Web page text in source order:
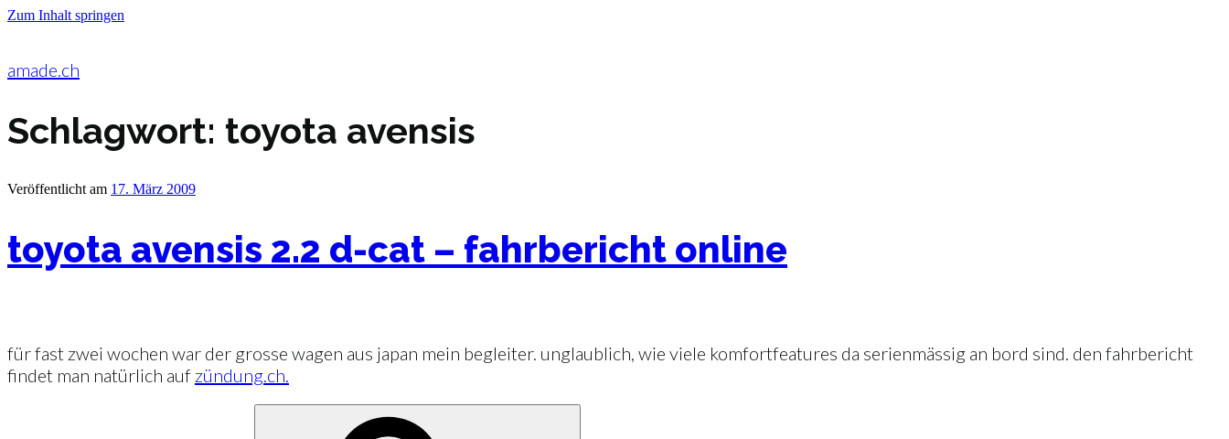
Zum Inhalt springen
amade.ch
Schlagwort: toyota avensis
Veröffentlicht am 17. März 2009
toyota avensis 2.2 d-cat – fahrbericht online
für fast zwei wochen war der grosse wagen aus japan mein begleiter. unglaublich, wie viele komfortfeatures da serienmässig an bord sind. den fahrbericht
findet man natürlich auf zündung.ch.